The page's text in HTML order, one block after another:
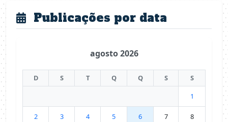
Publicações por data
agosto 2026
D S T Q Q S
S
1
2 3 4 5 6 7
8